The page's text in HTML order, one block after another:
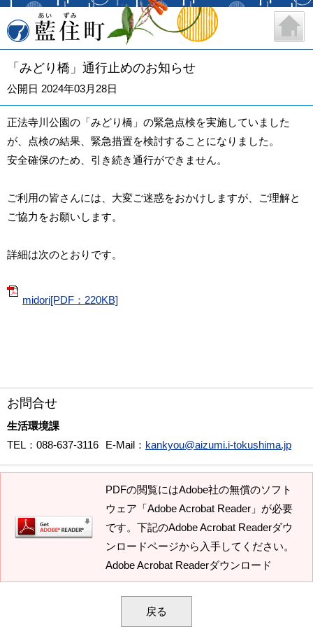
藍住町
「みどり橋」通行止めのお知らせ
公開日 2024年03月28日
正法寺川公園の「みどり橋」の緊急点検を実施していました
が、点検の結果、緊急措置を検討することになりました。
安全確保のため、引き続き通行ができません。
ご利用の皆さんには、大変ご迷惑をおかけしますが、ご理解と
ご協力をお願いします。
詳細は次のとおりです。
midori[PDF：220KB]
お問合せ
生活環境課
TEL ：088-637-3116 E-Mail ： kankyou@aizumi.i-tokushima.jp
PDFの閲覧にはAdobe社の無償のソフト
ウェア「Adobe Acrobat Reader」が必要
です。下記のAdobe Acrobat Readerダウ
ンロードページから入手してください。
Adobe Acrobat Readerダウンロード
戻る